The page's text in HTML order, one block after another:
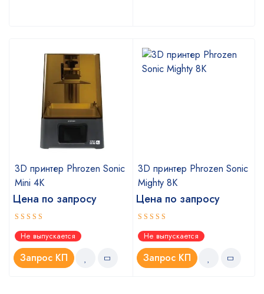
3D принтер Phrozen Sonic
Mini 4K
Цена по запросу
Оценка
5.00из 5
Не выпускается
Запрос КП
3D принтер Phrozen Sonic
Mighty 8K
Цена по запросу
Оценка
5.00из 5
Не выпускается
Запрос КП